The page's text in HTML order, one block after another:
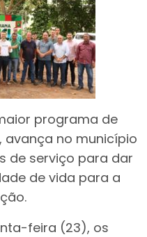
programa de
avança no município
de serviço para dar
de vida para a
feira (23), os